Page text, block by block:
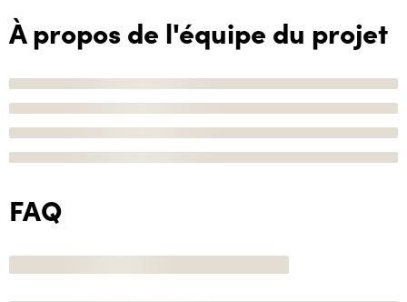
À propos de l'équipe du projet
FAQ